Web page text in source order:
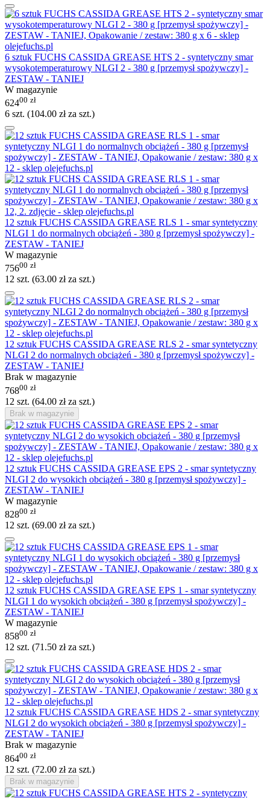
6 sztuk FUCHS CASSIDA GREASE HTS 2 - syntetyczny smar
wysokotemperaturowy NLGI 2 - 380 g [przemysł spożywczy] -
ZESTAW - TANIEJ
W magazynie
62400 zł
6 szt. (104.00 złza szt.)
12 sztuk FUCHS CASSIDA GREASE RLS 1 - smar syntetyczny
NLGI 1 do normalnych obciążeń - 380 g [przemysł spożywczy] -
ZESTAW - TANIEJ
W magazynie
75600 zł
12 szt. (63.00 złza szt.)
12 sztuk FUCHS CASSIDA GREASE RLS 2 - smar syntetyczny
NLGI 2 do normalnych obciążeń - 380 g [przemysł spożywczy] -
ZESTAW - TANIEJ
Brak w magazynie
76800 zł
12 szt. (64.00 złza szt.)
Brak w magazynie
12 sztuk FUCHS CASSIDA GREASE EPS 2 - smar syntetyczny
NLGI 2 do wysokich obciążeń - 380 g [przemysł spożywczy] -
ZESTAW - TANIEJ
W magazynie
82800 zł
12 szt. (69.00 złza szt.)
12 sztuk FUCHS CASSIDA GREASE EPS 1 - smar syntetyczny
NLGI 1 do wysokich obciążeń - 380 g [przemysł spożywczy] -
ZESTAW - TANIEJ
W magazynie
85800 zł
12 szt. (71.50 złza szt.)
12 sztuk FUCHS CASSIDA GREASE HDS 2 - smar syntetyczny
NLGI 2 do wysokich obciążeń - 380 g [przemysł spożywczy] -
ZESTAW - TANIEJ
Brak w magazynie
86400 zł
12 szt. (72.00 złza szt.)
Brak w magazynie